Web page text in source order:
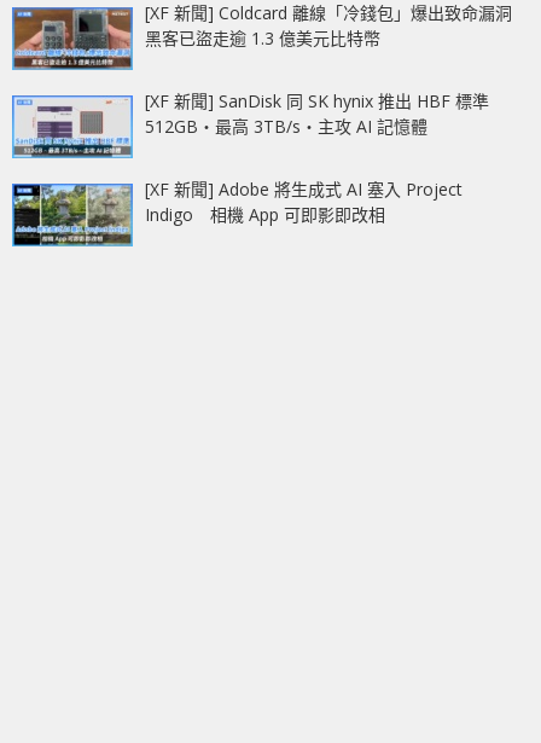
[XF 新聞] Coldcard 離線「冷錢包」爆出致命漏洞
黑客已盜走逾 1.3 億美元比特幣
[XF 新聞] SanDisk 同 SK hynix 推出 HBF 標準
512GB‧最高 3TB/s‧主攻 AI 記憶體
[XF 新聞] Adobe 將生成式 AI 塞入 Project
Indigo 相機 App 可即影即改相